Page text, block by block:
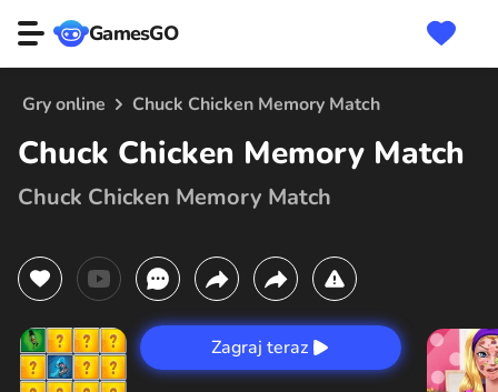
GamesGO
Gry online Chuck Chicken Memory Match
Chuck Chicken Memory Match
Chuck Chicken Memory Match
Zagraj teraz